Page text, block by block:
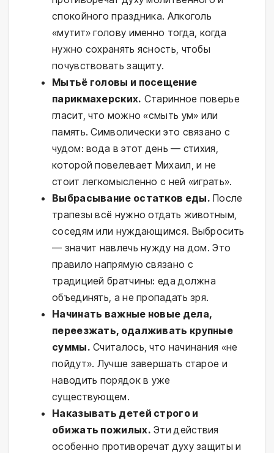
спокойного праздника. Алкоголь
«мутит» голову именно тогда, когда
нужно сохранять ясность, чтобы
почувствовать защиту.
Мытьё головы и посещение
парикмахерских. Старинное поверье
гласит, что можно «смыть ум» или
память. Символически это связано с
чудом: вода в этот день — стихия,
которой повелевает Михаил, и не
стоит легкомысленно с ней «играть».
Выбрасывание остатков еды. После
трапезы всё нужно отдать животным,
соседям или нуждающимся. Выбросить
— значит навлечь нужду на дом. Это
правило напрямую связано с
традицией братчины: еда должна
объединять, а не пропадать зря.
Начинать важные новые дела,
переезжать, одалживать крупные
суммы. Считалось, что начинания «не
пойдут». Лучше завершать старое и
наводить порядок в уже
существующем.
Наказывать детей строго и
обижать пожилых. Эти действия
особенно противоречат духу защиты и